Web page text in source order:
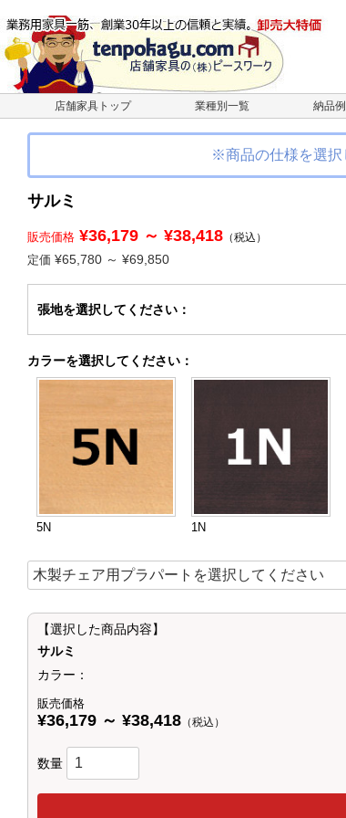
店舗家具トップ 業種別一覧 納品例
※商品の仕様を選択
サルミ
販売価格 ¥36,179 ～ ¥38,418 （税込）
定価¥65,780 ～ ¥69,850
張地を選択してください ：
カラーを選択してください ：
5N 1N
【選択した商品内容】
サルミ
カラー：
販売価格
¥36,179 ～ ¥38,418 （税込）
数量